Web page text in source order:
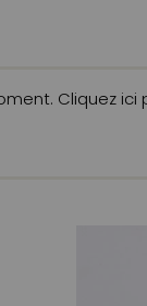
Cliquez ici